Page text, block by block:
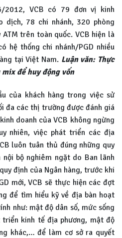
2012, VCB có 79 đơn vị kinh
dịch, 78 chi nhánh, 320 phòng
trên toàn quốc. VCB hiện là
hệ thống chi nhánh/PGD nhiều
tại Việt Nam. Luận văn: Thực
để huy động vốn
của khách hàng trong việc sử
đa các thị trường được đánh giá
doanh của VCB không ngừng
nhiên, việc phát triển các địa
luôn tuân thủ đúng những quy
nội bộ nghiêm ngặt do Ban lãnh
định của Ngân hàng, trước khi
mới, VCB sẽ thực hiện các đợt
để tìm hiểu kỹ về địa bàn hoạt
như: mật độ dân số, mức sống
kinh tế địa phương, mật độ
khác,… để làm cơ sở ra quyết